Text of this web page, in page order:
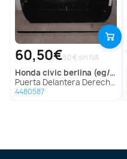
60,50€50 € sin IVA
honda civic berlina (eg/eh)
Puerta Delantera Derecha para Honda Civic Berlina (Eg/Eh)
4480587